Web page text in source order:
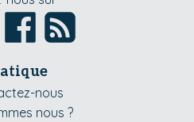
nous
nous ?